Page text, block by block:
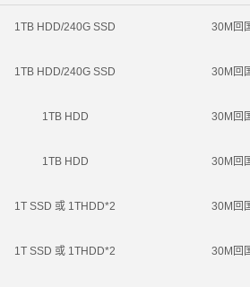
1TB HDD/240G SSD 30M回
1TB HDD/240G SSD 30M回
1TB HDD 30M回
1TB HDD 30M回
1T SSD 或 1THDD*2 30M回
1T SSD 或 1THDD*2 30M回